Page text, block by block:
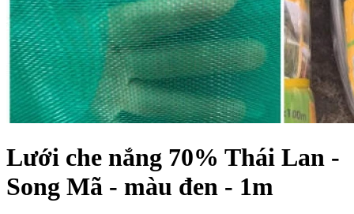
Lưới che nắng 70% Thái Lan -
Song Mã - màu đen - 1m